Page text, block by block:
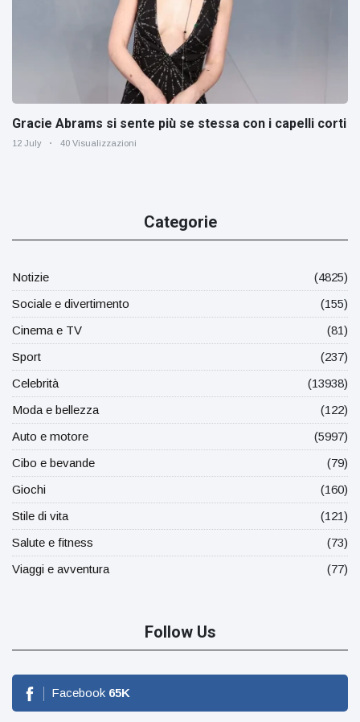
Gracie Abrams si sente più se stessa con i capelli corti
12 July 40 Visualizzazioni
Categorie
Notizie
(4825)
Sociale e divertimento
(155)
Cinema e TV
(81)
Sport
(237)
Celebrità
(13938)
Moda e bellezza
(122)
Auto e motore
(5997)
Cibo e bevande
(79)
Giochi
(160)
Stile di vita
(121)
Salute e fitness
(73)
Viaggi e avventura
(77)
Follow Us
Facebook 65K